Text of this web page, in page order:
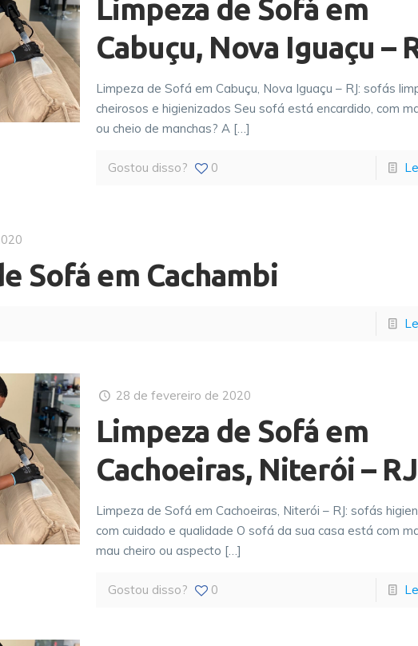
Limpeza de Sofá em
Cabuçu, Nova Iguaçu –
Limpeza de Sofá em Cabuçu, Nova Iguaçu – RJ: sofás
cheirosos e higienizados Seu sofá está encardido, com
ou cheio de manchas? A […]
Gostou disso? 0
Sofá em Cachambi
28 de fevereiro de 2020
Limpeza de Sofá em
Cachoeiras, Niterói – RJ
Limpeza de Sofá em Cachoeiras, Niterói – RJ: sofás
com cuidado e qualidade O sofá da sua casa está com
mau cheiro ou aspecto […]
Gostou disso? 0